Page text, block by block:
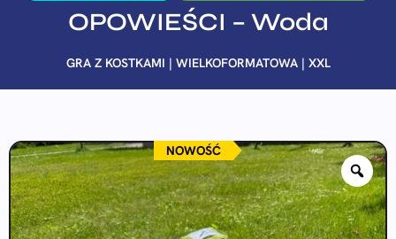
OPOWIEŚCI – Woda
GRA Z KOSTKAMI | WIELKOFORMATOWA | XXL
NOWOŚĆ